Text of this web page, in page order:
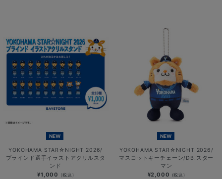
NEW
YOKOHAMA STAR☆NIGHT 2026/
ブラインド選手イラストアクリルスタ
ンド
¥1,000 (税込)
NEW
YOKOHAMA STAR☆NIGHT 2026/
マスコットキーチェーン/DB.スター
マン
¥2,000 (税込)